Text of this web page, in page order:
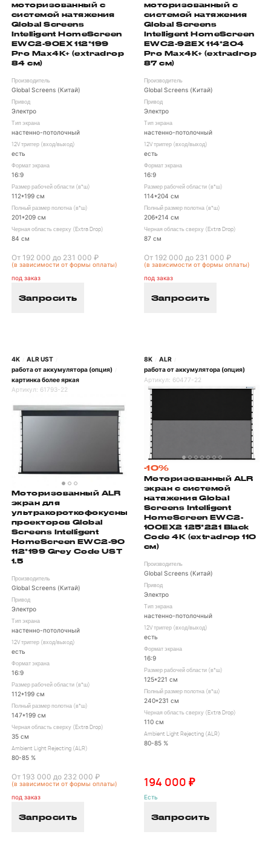
моторизованный с
системой натяжения
Global Screens
Intelligent HomeScreen
EWC2-90EX 112*199
Pro Max4K+ (extradrop
84 см)
Производитель
Global Screens (Китай)
Привод
Электро
Тип экрана
настенно-потолочный
12V триггер (вход/выход)
есть
Формат экрана
16:9
Размер рабочей области (в*ш)
112*199 см
Полный размер полотна (в*ш)
201*209 см
Черная область сверху (Extra Drop)
84 см
От 192 000 до 231 000 ₽
(в зависимости от формы оплаты)
под заказ
Запросить
моторизованный с
системой натяжения
Global Screens
Intelligent HomeScreen
EWC2-92EX 114*204
Pro Max4K+ (extradrop
87 см)
Производитель
Global Screens (Китай)
Привод
Электро
Тип экрана
настенно-потолочный
12V триггер (вход/выход)
есть
Формат экрана
16:9
Размер рабочей области (в*ш)
114*204 см
Полный размер полотна (в*ш)
206*214 см
Черная область сверху (Extra Drop)
87 см
От 192 000 до 231 000 ₽
(в зависимости от формы оплаты)
под заказ
Запросить
4K ALR UST
работа от аккумулятора (опция)
картинка более яркая
Артикул: 61793-22
Моторизованный ALR
экран для
ультракороткофокусных
проекторов Global
Screens Intelligent
HomeScreen EWC2-90
112*199 Grey Code UST
1.5
Производитель
Global Screens (Китай)
Привод
Электро
Тип экрана
настенно-потолочный
12V триггер (вход/выход)
есть
Формат экрана
16:9
Размер рабочей области (в*ш)
112*199 см
Полный размер полотна (в*ш)
147*199 см
Черная область сверху (Extra Drop)
35 см
Ambient Light Rejecting (ALR)
80-85 %
От 193 000 до 232 000 ₽
(в зависимости от формы оплаты)
под заказ
Запросить
8K ALR
работа от аккумулятора (опция)
Артикул: 60477-22
-10%
Моторизованный ALR
экран с системой
натяжения Global
Screens Intelligent
HomeScreen EWC2-
100EX2 125*221 Black
Code 4K (extradrop 110
см)
Производитель
Global Screens (Китай)
Привод
Электро
Тип экрана
настенно-потолочный
12V триггер (вход/выход)
есть
Формат экрана
16:9
Размер рабочей области (в*ш)
125*221 см
Полный размер полотна (в*ш)
240*231 см
Черная область сверху (Extra Drop)
110 см
Ambient Light Rejecting (ALR)
80-85 %
194 000 ₽
Есть
Запросить